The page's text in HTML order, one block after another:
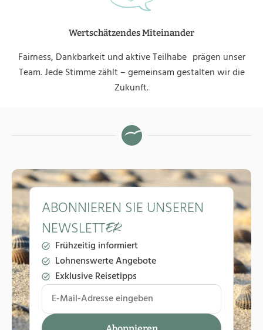
Wertschätzendes Miteinander
Fairness, Dankbarkeit und aktive Teilhabe prägen unser
Team. Jede Stimme zählt – gemeinsam gestalten wir die
Zukunft.
ABONNIEREN SIE UNSEREN
NEWSLETT
Frühzeitig informiert
Lohnenswerte Angebote
Exklusive Reisetipps